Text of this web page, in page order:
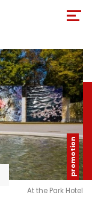
At the Park Hotel